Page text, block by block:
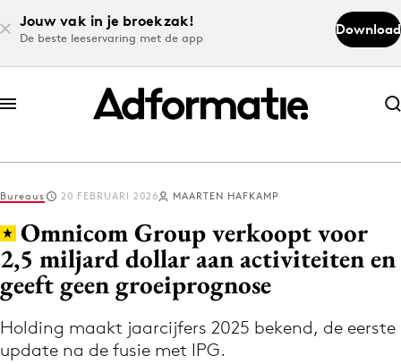
Jouw vak in je broekzak!
De beste leeservaring met de app
Download
Abonneer nu
Abonneer nu
Log in
Download de app
Volg het laatste nieuws via de Adformatie
Nieuws app
Bureaus 20 FEBRUARI 2026 MAARTEN HAFKAMP
Omnicom Group verkoopt voor
2,5 miljard dollar aan activiteiten en
geeft geen groeiprognose
Holding maakt jaarcijfers 2025 bekend, de eerste
update na de fusie met IPG.